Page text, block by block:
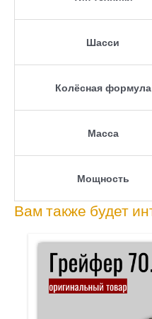
Шасси
Колёсная формула
Масса
Мощность
Вам также будет